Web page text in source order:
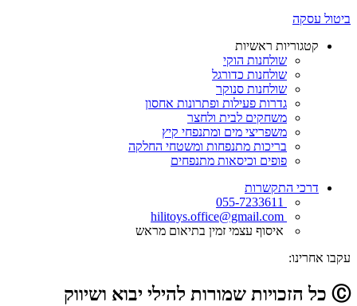
ביטול עסקה
קטגוריות ראשיות
שולחנות הוקי
שולחנות כדורגל
שולחנות סנוקר
גדרות פעילות ופתרונות אחסון
משחקים לבית ולחצר
משפריצי מים ומתנפחי קיץ
בריכות מתנפחות ומשטחי החלקה
פופים וכיסאות מתנפחים
דרכי התקשרות
איסוף עצמי זמין בתיאום מראש
עקבו אחרינו:
Ⓒ כל הזכויות שמורות להילי יבוא ושיווק